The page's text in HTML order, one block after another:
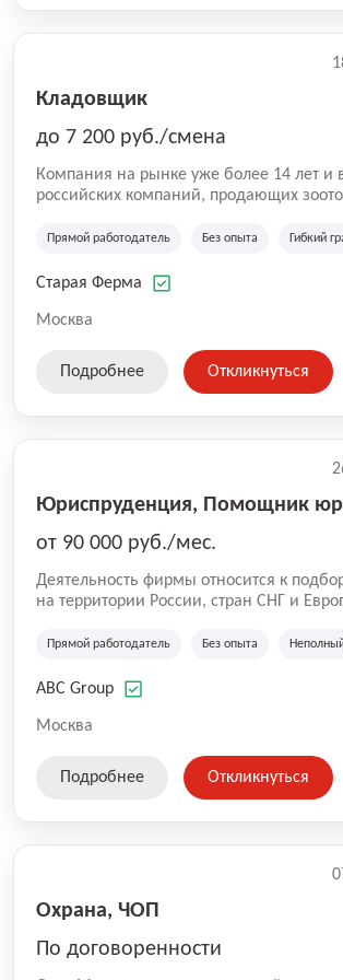
Кладовщик
до 7 200 руб./смена
Компания на рынке уже более 14 лет и
российских компаний, продающих
компания владеет 5 розничными
России (Wildberries, Ozon, Яндекс.
на глобальной доставке товаров по всей
SKU, премиальные бренды кормов и
Прямой работодатель Без опыта Гибкий
Старая Ферма
Москва
Подробнее Откликнуться
Юриспруденция, Помощник
от 90 000 руб./мес.
Деятельность фирмы относится к
на территории России, стран СНГ и
культуре и развлечениям,
Прямой работодатель Без опыта
ABC Group
Москва
Подробнее Откликнуться
Охрана, ЧОП
По договоренности